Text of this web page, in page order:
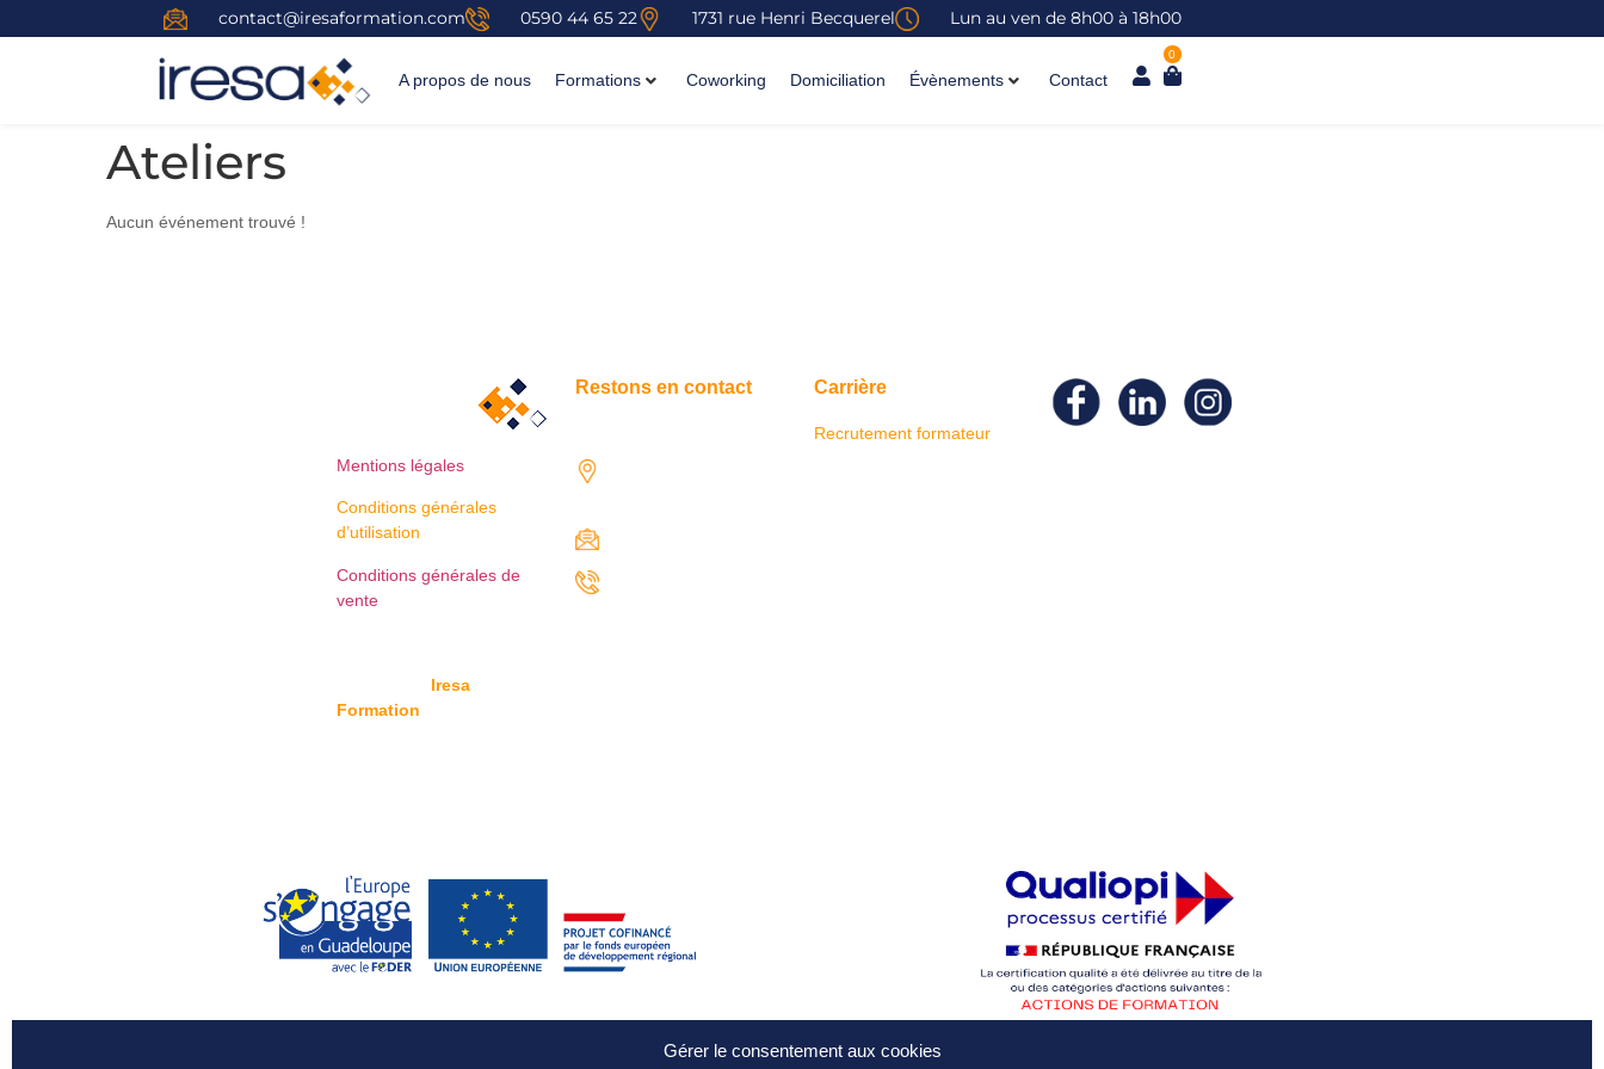
Gérer le consentement aux cookies
contact@iresaformation.com 0590 44 65 22 1731 rue Henri Becquerel Lun au ven de 8h00 à 18h00
A propos de nous Formations Coworking Domiciliation Évènements Contact
0
Ateliers
Aucun événement trouvé !
Mentions légales
Conditions générales
d’utilisation
Conditions générales de
vente
Iresa
Formation
Restons en contact Carrière
Recrutement formateur